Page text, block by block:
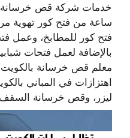
ساعة من فتح كور تهوية
فتح كور للمطابخ، وعمل
بالإضافة لعمل فتحات
معلم قص خرسانة
اهتزازات في المباني
ليزر، وقص خرسانة